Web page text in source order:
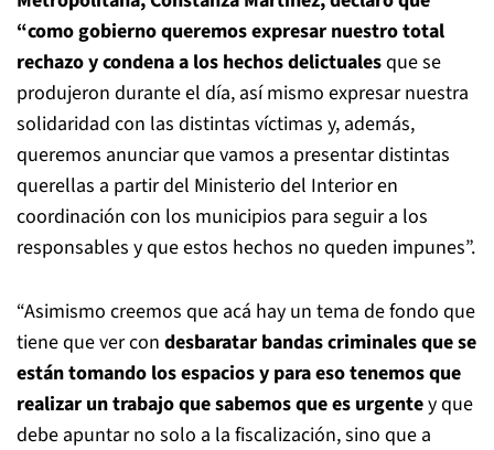
“como gobierno queremos expresar nuestro total
rechazo y condena a los hechos delictualesque se
produjeron durante el día, así mismo expresar nuestra
solidaridad con las distintas víctimas y, además,
queremos anunciar que vamos a presentar distintas
querellas a partir del Ministerio del Interior en
coordinación con los municipios para seguir a los
responsables y que estos hechos no queden impunes”.
“Asimismo creemos que acá hay un tema de fondo que
tiene que ver con desbaratar bandas criminales que se
están tomando los espacios y para eso tenemos que
realizar un trabajo que sabemos que es urgentey que
debe apuntar no solo a la fiscalización, sino que a